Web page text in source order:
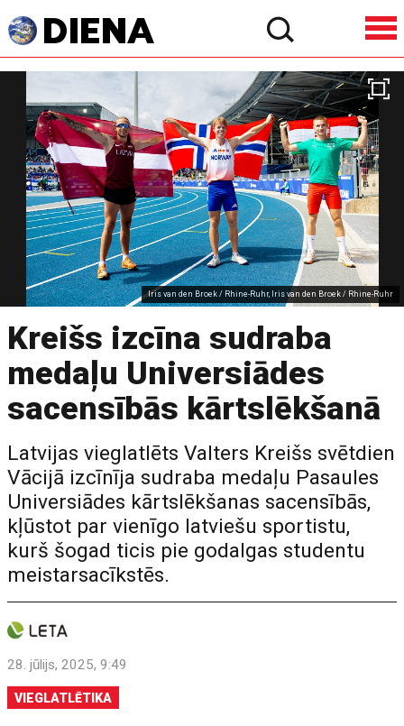
Iris van den Broek / Rhine-Ruhr, Iris van den Broek / Rhine-Ruhr
Kreišs izcīna sudraba
medaļu Universiādes
sacensībās kārtslēkšanā
Latvijas vieglatlēts Valters Kreišs svētdien
Vācijā izcīnīja sudraba medaļu Pasaules
Universiādes kārtslēkšanas sacensībās,
kļūstot par vienīgo latviešu sportistu,
kurš šogad ticis pie godalgas studentu
meistarsacīkstēs.
28. jūlijs, 2025, 9:49
VIEGLATLĒTIKA